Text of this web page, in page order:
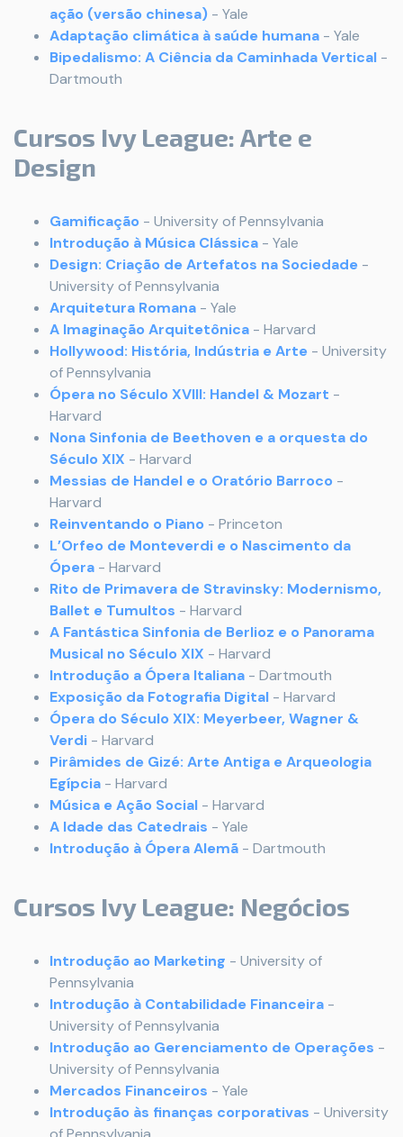
ação (versão chinesa) - Yale
Adaptação climática à saúde humana - Yale
Bipedalismo: A Ciência da Caminhada Vertical -
Dartmouth
Cursos Ivy League: Arte e
Design
Gamificação - University of Pennsylvania
Introdução à Música Clássica - Yale
Design: Criação de Artefatos na Sociedade -
University of Pennsylvania
Arquitetura Romana - Yale
A Imaginação Arquitetônica - Harvard
Hollywood: História, Indústria e Arte - University
of Pennsylvania
Ópera no Século XVIII: Handel & Mozart -
Harvard
Nona Sinfonia de Beethoven e a orquesta do
Século XIX - Harvard
Messias de Handel e o Oratório Barroco -
Harvard
Reinventando o Piano - Princeton
L’Orfeo de Monteverdi e o Nascimento da
Ópera - Harvard
Rito de Primavera de Stravinsky: Modernismo,
Ballet e Tumultos - Harvard
A Fantástica Sinfonia de Berlioz e o Panorama
Musical no Século XIX - Harvard
Introdução a Ópera Italiana - Dartmouth
Exposição da Fotografia Digital - Harvard
Ópera do Século XIX: Meyerbeer, Wagner &
Verdi - Harvard
Pirâmides de Gizé: Arte Antiga e Arqueologia
Egípcia - Harvard
Música e Ação Social - Harvard
A Idade das Catedrais - Yale
Introdução à Ópera Alemã - Dartmouth
Cursos Ivy League: Negócios
Introdução ao Marketing - University of
Pennsylvania
Introdução à Contabilidade Financeira -
University of Pennsylvania
Introdução ao Gerenciamento de Operações -
University of Pennsylvania
Mercados Financeiros - Yale
Introdução às finanças corporativas - University